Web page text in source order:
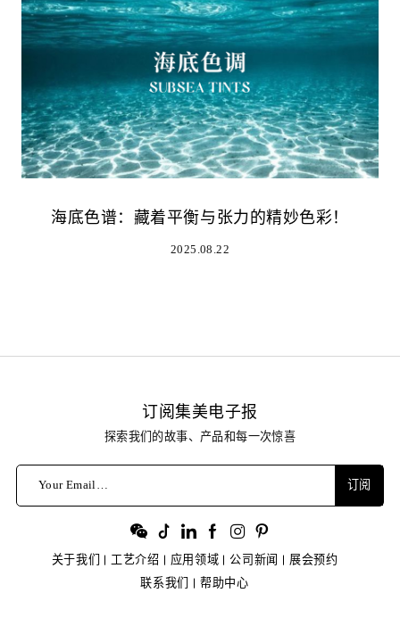
海底色谱：藏着平衡与张力的精妙色彩！
2025.08.22
订阅集美电子报
探索我们的故事、产品和每一次惊喜
Your Email… 订阅
关于我们 工艺介绍 应用领域 公司新闻
展会预约
联系我们
帮助中心